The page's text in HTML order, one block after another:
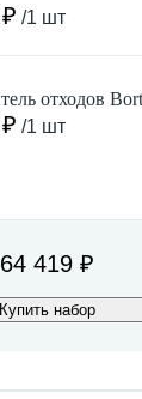
/1 шт
отходов
/1 шт
64 419 ₽
Купить набор